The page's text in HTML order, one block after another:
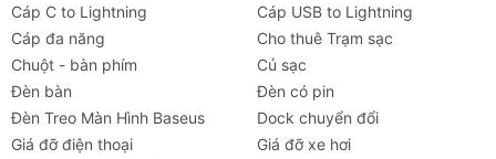
Cáp C to Lightning
Cáp USB to Lightning
Cáp đa năng
Cho thuê Trạm sạc
Chuột - bàn phím
Củ sạc
Đèn bàn
Đèn có pin
Đèn Treo Màn Hình Baseus
Dock chuyển đổi
Giá đỡ điện thoại
Giá đỡ xe hơi